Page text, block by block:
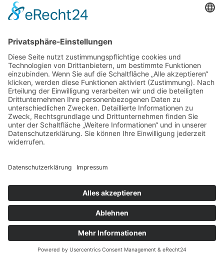
entspannte Momente mit Ihrer Familie verbringen möchten, die
beiden Brücken am Muldestausee sind ein empfehlenswerter
Möglichkeiten für atemberaubende Fotos, die die Erinnerungen
an Ihre Zeit am Muldestausee festhalten. Nutzen Sie die
Gelegenheit, um die kleinen, versteckten Pfade zu erkunden, die
oft zu diesen versteckten Naturmotiven führen, und erleben Sie
die Natur in ihrer reinsten Form. Wenn Sie beimCamping im
Heide-Camp Schlaitz am Muldestauseeverweilen, haben Sie die
perfekte Gelegenheit, diese Brücken zu besuchen und die
Freizeitmöglichkeiten zu genießen, die sich Ihnen bieten. Egal ob
beim Radfahren, Wandern oder einfach beim Entspannen am
Ufer, die Brücken sind Ihr Tor zur Erkundung einer der schönsten
Regionen in Sachsen-Anhalt. Perfekt für Familienausflüge oder
romantische Wochenenden, dieBrücken rund um den
Muldestausee